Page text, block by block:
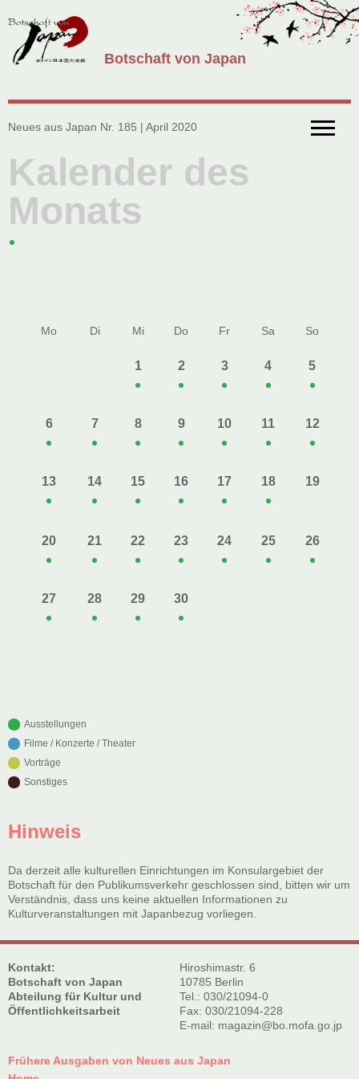
Botschaft von Japan
Neues aus Japan Nr. 185 | April 2020
Kalender des
Monats
Mo Di Mi Do Fr Sa So
1 2 3 4 5
6 7 8 9 10 11 12
13 14 15 16 17 18 19
20 21 22 23 24 25 26
27 28 29 30
Ausstellungen
Filme / Konzerte / Theater
Vorträge
Sonstiges
Hinweis
Da derzeit alle kulturellen Einrichtungen im Konsulargebiet der
Botschaft für den Publikumsverkehr geschlossen sind, bitten wir um
Verständnis, dass uns keine aktuellen Informationen zu
Kulturveranstaltungen mit Japanbezug vorliegen.
Kontakt:
Botschaft von Japan
Abteilung für Kultur und
Öffentlichkeitsarbeit
Hiroshimastr. 6
10785 Berlin
Tel.: 030/21094-0
Fax: 030/21094-228
E-mail: magazin@bo.mofa.go.jp
Frühere Ausgaben von Neues aus Japan